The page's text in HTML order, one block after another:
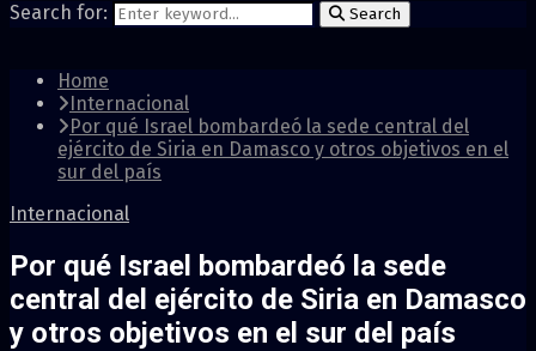
Search for: Search
Home
Internacional
Por qué Israel bombardeó la sede central del
ejército de Siria en Damasco y otros objetivos en el
sur del país
Internacional
Por qué Israel bombardeó la sede
central del ejército de Siria en Damasco
y otros objetivos en el sur del país